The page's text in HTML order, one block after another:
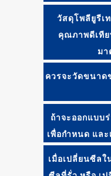
วัสดุโพลียูรีเ
คุณภาพดีเที
มา
ควรจะวัดขนาด
ถ้าจะออกแบบ
เพื่อกำหนด แล
เมื่อเปลี่ยนซีลใ